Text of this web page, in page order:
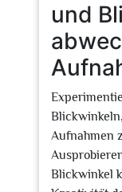
und
Aufnahmen
Blickwinkel